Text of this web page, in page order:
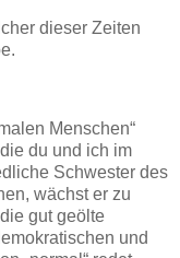
dieser Zeiten
Menschen“
du und ich im
Schwester des
wächst er zu
gut geölte
und